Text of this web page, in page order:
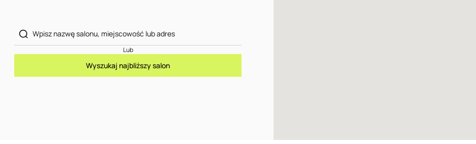
Lub
Wyszukaj najbliższy salon